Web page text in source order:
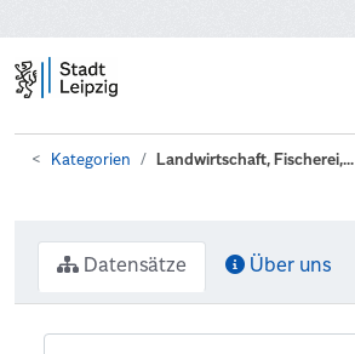
Kategorien Landwirtschaft, Fischerei,...
Datensätze Über uns